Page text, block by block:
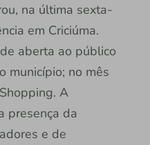
na última sexta-
em Criciúma.
aberta ao público
município; no mês
A
presença da
e de